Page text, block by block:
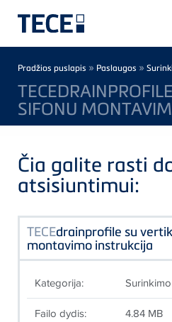
Breadcrumb
Pradžios puslapis » Paslaugos »
SIFONU
Čia galite rasti
atsisiuntimui:
TECEdrainprofile su
montavimo instrukcija
Kategorija:
Failo dydis: 4.84 MB